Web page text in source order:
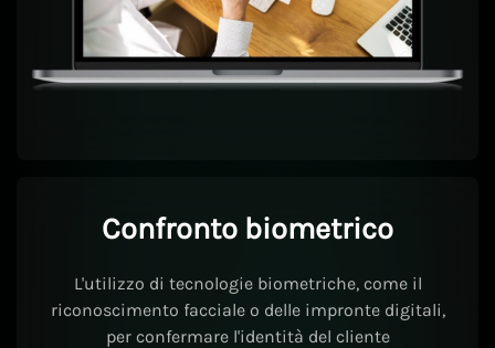
Confronto biometrico
L'utilizzo di tecnologie biometriche, come il
riconoscimento facciale o delle impronte digitali,
per confermare l'identità del cliente